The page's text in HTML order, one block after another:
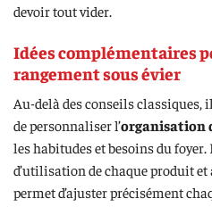
devoir tout vider.
Idées complémentaires
rangement sous évier
Au-delà des conseils classiques,
de personnaliser l’organisation
les habitudes et besoins du
d’utilisation de chaque produit
permet d’ajuster précisément